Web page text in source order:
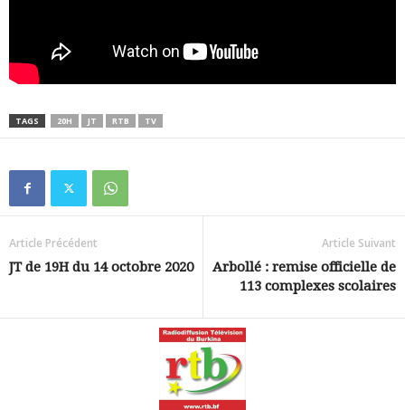
TAGS 20H JT RTB TV
Article Précédent
JT de 19H du 14 octobre 2020
Article Suivant
Arbollé : remise officielle de
113 complexes scolaires